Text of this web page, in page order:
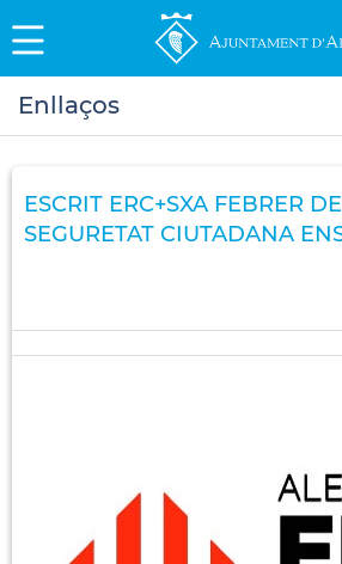
Enllaços
ESCRIT ERC+SXA FEBRER
SEGURETAT CIUTADANA